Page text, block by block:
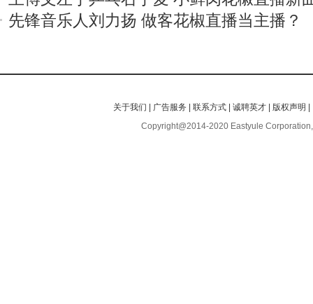
先锋音乐人刘力扬 做客花椒直播当主播？
关于我们 | 广告服务 |联系方式 |诚聘英才 | 版权声明 |
Copyright@2014-2020 Eastyule